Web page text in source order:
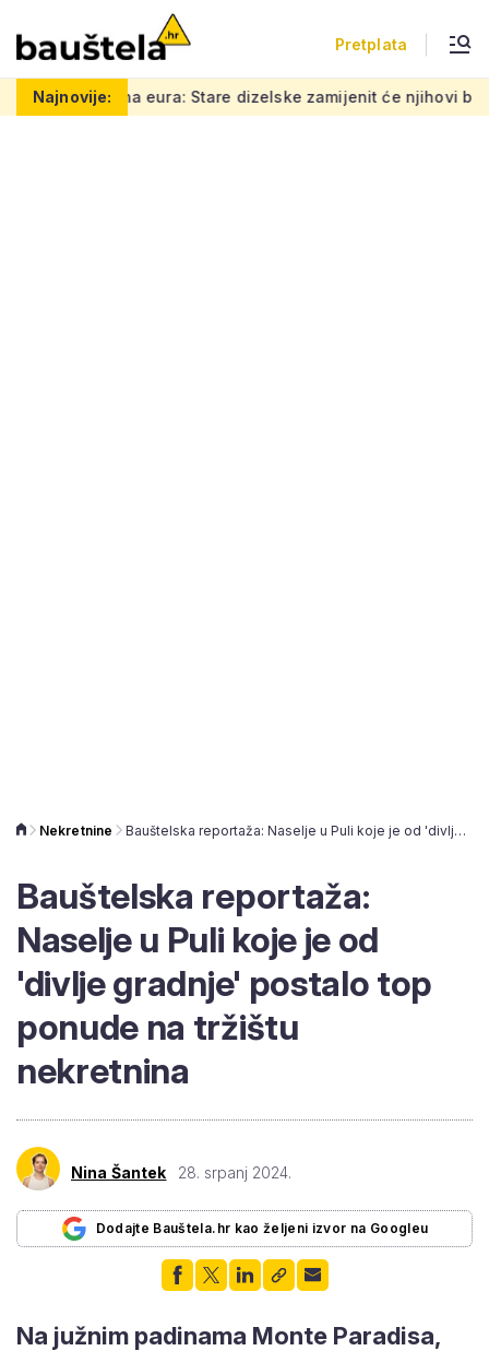
Pretplata
Najnovije:
dizelske zamijenit će njihovi baterijski vlakovi, zna se kada
Nekretnine Bauštelska reportaža: Naselje u Puli koje je od 'divlje gradnje' postalo top ponude na tržištu nekretnina
Bauštelska reportaža:
Naselje u Puli koje je od
'divlje gradnje' postalo top
ponude na tržištu
nekretnina
Nina Šantek 28. srpanj 2024.
Dodajte Bauštela.hr kao željeni izvor na Googleu
Na južnim padinama Monte Paradisa,